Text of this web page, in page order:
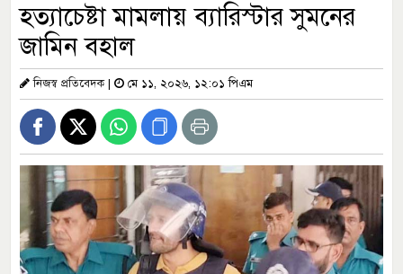
হত্যাচেষ্টা মামলায় ব্যারিস্টার সুমনের
জামিন বহাল
নিজস্ব প্রতিবেদক| মে ১১, ২০২৬, ১২:০১ পিএম